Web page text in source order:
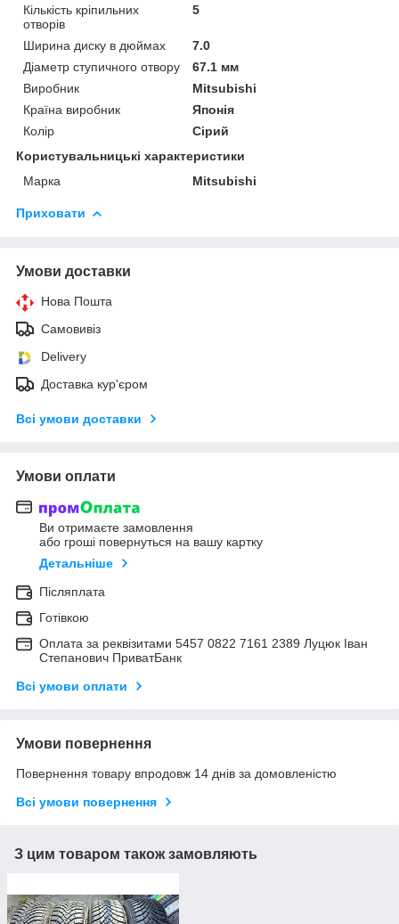
Кількість кріпильних
отворів
5
Ширина диску в дюймах
7.0
Діаметр ступичного отвору
67.1 мм
Виробник
Mitsubishi
Країна виробник
Японія
Колір
Сірий
Користувальницькі характеристики
Марка
Mitsubishi
Приховати
Умови доставки
Нова Пошта
Самовивіз
Delivery
Доставка кур'єром
Всі умови доставки
Умови оплати
Ви отримаєте замовлення
або гроші повернуться на вашу картку
Детальніше
Післяплата
Готівкою
Оплата за реквізитами 5457 0822 7161 2389 Луцюк Іван
Степанович ПриватБанк
Всі умови оплати
Умови повернення
Повернення товару впродовж 14 днів за домовленістю
Всі умови повернення
З цим товаром також замовляють